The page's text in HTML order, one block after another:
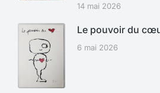
14 mai 2026
Le pouvoir du
6 mai 2026